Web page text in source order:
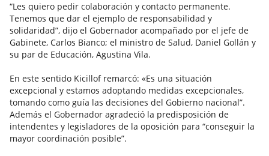
“Les quiero pedir colaboración y contacto permanente.
Tenemos que dar el ejemplo de responsabilidad y
solidaridad”, dijo el Gobernador acompañado por el jefe de
Gabinete, Carlos Bianco; el ministro de Salud, Daniel Gollán y
su par de Educación, Agustina Vila.
En este sentido Kicillof remarcó: «Es una situación
excepcional y estamos adoptando medidas excepcionales,
tomando como guía las decisiones del Gobierno nacional”.
Además el Gobernador agradeció la predisposición de
intendentes y legisladores de la oposición para “conseguir la
mayor coordinación posible”.